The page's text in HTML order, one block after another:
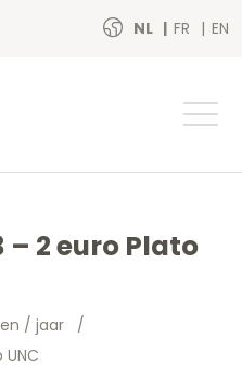
NL FR EN
– 2 euro Plato
/ jaar /